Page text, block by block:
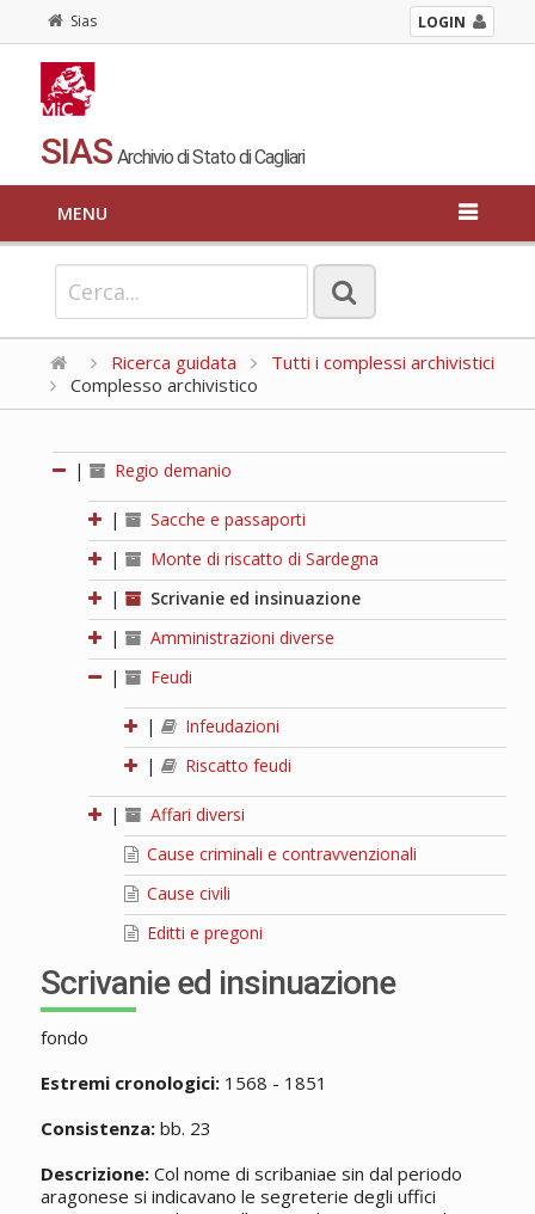
Sias LOGIN
SIAS Archivio di Stato di Cagliari
MENU
Ricerca guidata
Tutti i complessi archivistici
Complesso archivistico
| Regio demanio
|
Sacche e passaporti
|
Monte di riscatto di Sardegna
|
Scrivanie ed insinuazione
|
Amministrazioni diverse
|
Feudi
|
Infeudazioni
|
Riscatto feudi
|
Affari diversi
Cause criminali e contravvenzionali
Cause civili
Editti e pregoni
Scrivanie ed insinuazione
fondo
Estremi cronologici:1568 - 1851
Consistenza:bb. 23
Descrizione:Col nome di scribaniae sin dal periodo
aragonese si indicavano le segreterie degli uffici